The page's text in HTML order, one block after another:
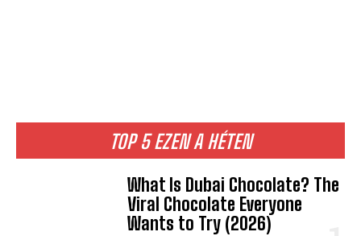
TOP 5 EZEN A HÉTEN
What Is Dubai Chocolate? The
Viral Chocolate Everyone
Wants to Try (2026)